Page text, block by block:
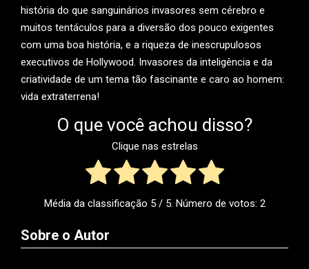
história do que sanguinários invasores sem cérebro e
muitos tentáculos para a diversão dos pouco exigentes
com uma boa história, e a riqueza de inescrupulosos
executivos de Hollywood. Invasores da inteligência e da
criatividade de um tema tão fascinante e caro ao homem:
vida extraterrena!
O que você achou disso?
Clique nas estrelas
Média da classificação 5/ 5. Número de votos: 2
Sobre o Autor